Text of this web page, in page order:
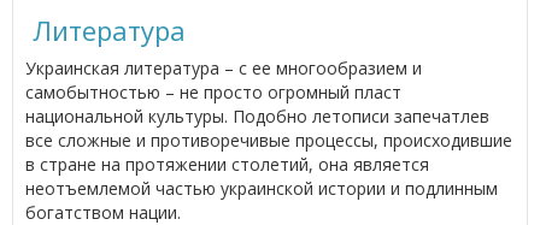
Литература
Украинская литература – с ее многообразием и
самобытностью – не просто огромный пласт
национальной культуры. Подобно летописи запечатлев
все сложные и противоречивые процессы, происходившие
в стране на протяжении столетий, она является
неотъемлемой частью украинской истории и подлинным
богатством нации.